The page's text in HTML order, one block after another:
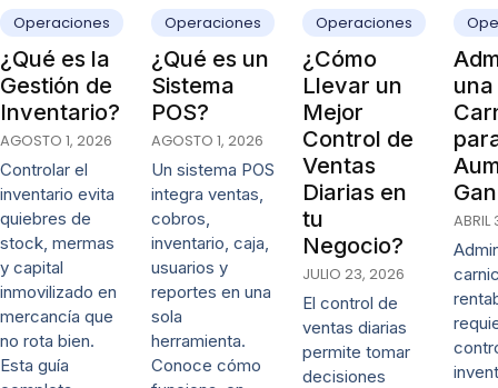
Operaciones
¿Qué es la
Gestión de
Inventario?
AGOSTO 1, 2026
Controlar el
inventario evita
quiebres de
stock, mermas
y capital
inmovilizado en
mercancía que
no rota bien.
Esta guía
Operaciones
¿Qué es un
Sistema
POS?
AGOSTO 1, 2026
Un sistema POS
integra ventas,
cobros,
inventario, caja,
usuarios y
reportes en una
sola
herramienta.
Conoce cómo
Operaciones
¿Cómo
Llevar un
Mejor
Control de
Ventas
Diarias en
tu
Negocio?
JULIO 23, 2026
El control de
ventas diarias
permite tomar
decisiones
una